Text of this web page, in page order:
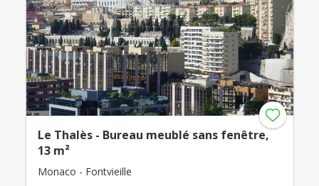
Le Thalès - Bureau meublé sans fenêtre,
13 m²
Monaco - Fontvieille